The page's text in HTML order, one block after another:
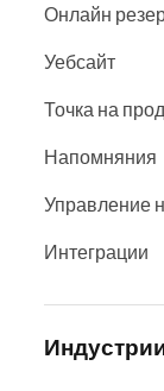
Онлайн
Уебсайт
Точка на
Напомняния
Управление
Интеграции